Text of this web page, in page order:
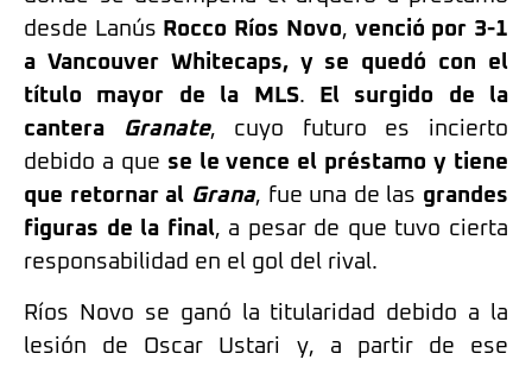
desde Lanús Rocco Ríos Novo, venció por 3-1
a Vancouver Whitecaps, y se quedó con el
título mayor de la MLS.
El surgido de la
cantera
Granate, cuyo futuro es incierto
debido a que se le vence el préstamo y tiene
que retornar al Grana, fue una de las grandes
figuras de la final, a pesar de que tuvo cierta
responsabilidad en el gol del rival.
Ríos Novo se ganó la titularidad debido a la
lesión de Oscar Ustari y, a partir de ese